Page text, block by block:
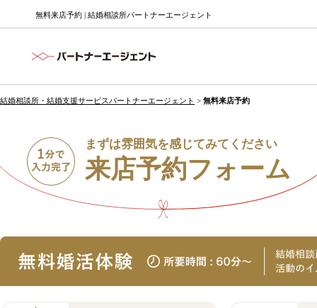
無料来店予約 | 結婚相談所パートナーエージェント
結婚相談所・結婚支援サービスパートナーエージェント > 無料来店予約
まずは雰囲気を感じてみてください
来店予約フォーム